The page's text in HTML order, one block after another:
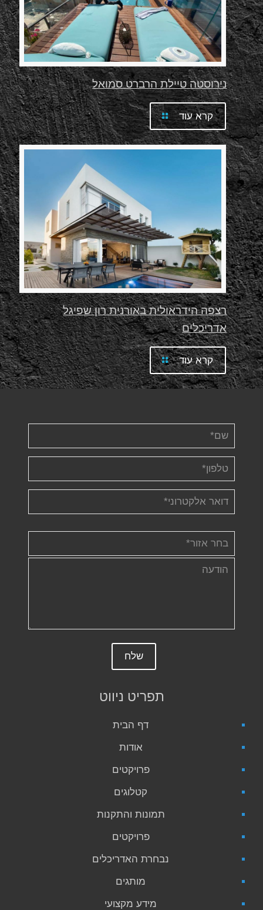
נירוסטה טיילת הרברט סמואל
קרא עוד
רצפה הידראולית באורנית רון שפיגל
אדריכלים
קרא עוד
תפריט ניווט
דף הבית
אודות
פרויקטים
קטלוגים
תמונות והתקנות
פרויקטים
נבחרת האדריכלים
מותגים
מידע מקצועי